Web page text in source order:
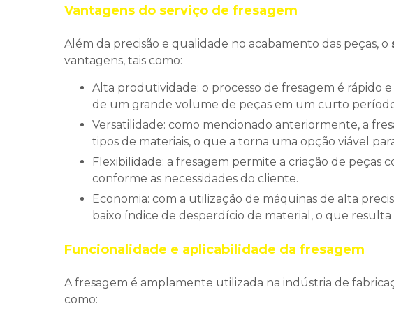
Vantagens do serviço de fresagem
Além da precisão e qualidade no acabamento das peças, o
vantagens, tais como:
Alta produtividade: o processo de fresagem é rápido e eficiente, o que permite a produção
de um grande volume de peças em um curto
Versatilidade: como mencionado anteriormente, a fresagem pode ser utilizada em diversos
tipos de materiais, o que a torna uma opção viável
Flexibilidade: a fresagem permite a criação de peças com formatos e tamanhos variados,
conforme as necessidades do cliente.
Economia: com a utilização de máquinas de alta precisão, o serviço de fresagem garante um
baixo índice de desperdício de material, o que
Funcionalidade e aplicabilidade da fresagem
A fresagem é amplamente utilizada na indústria de
como: